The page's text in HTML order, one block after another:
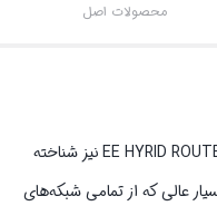
محصولات اصل
مودم ای ای مدل DWR981 که به عنوان EE HYRID ROUTER نیز شناخته
عالی که از تمامی شبکه‌های